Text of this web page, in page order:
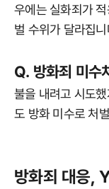
우에는 실화죄가
벌 수위가 달라집
Q. 방화죄 미수
불을 내려고 시도
도 방화 미수로 처
방화죄 대응,